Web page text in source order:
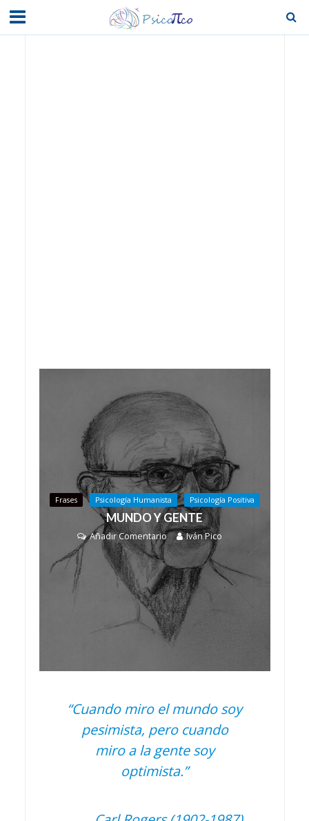
Frases Psicología Humanista Psicología Positiva
MUNDO Y GENTE
Añadir Comentario Iván Pico
“Cuando miro el mundo soy
pesimista, pero cuando
miro a la gente soy
optimista.”